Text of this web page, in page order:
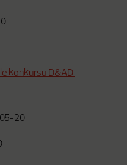
konkursu D&AD –
20